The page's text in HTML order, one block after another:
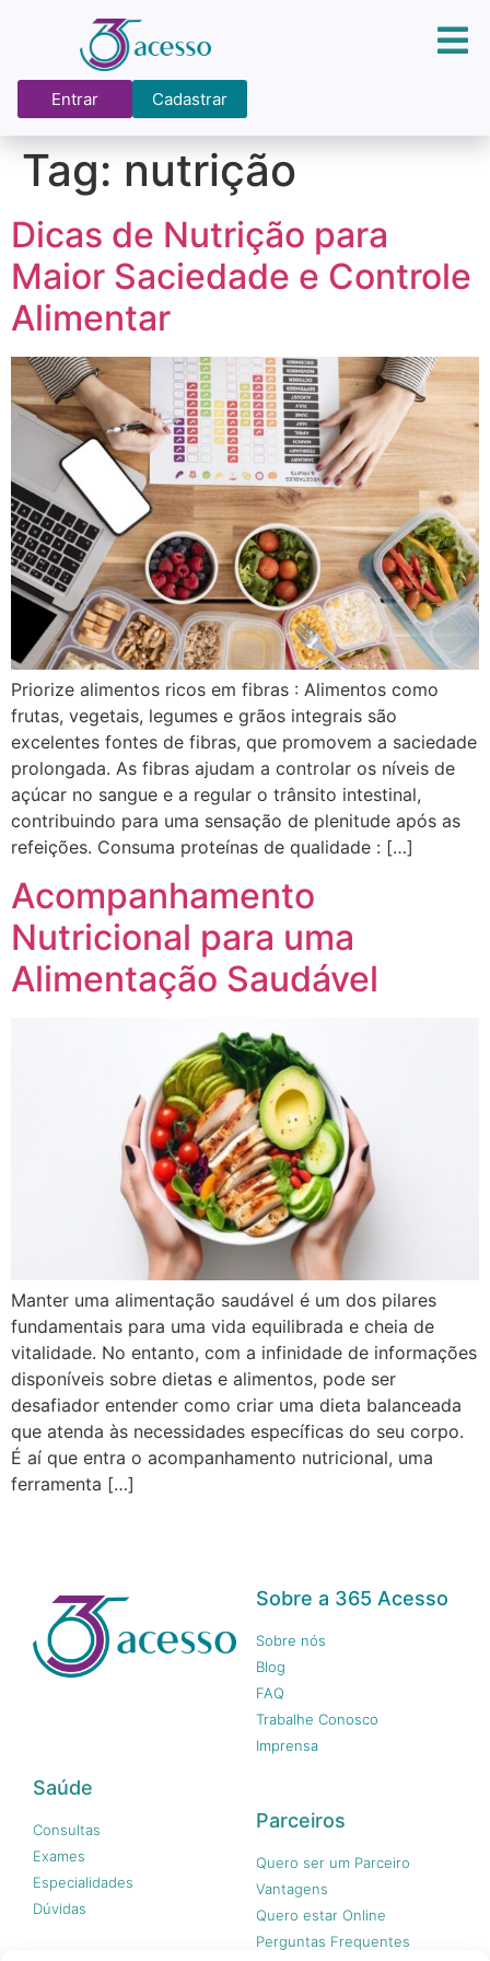
Entrar Cadastrar
Tag: nutrição
Dicas de Nutrição para
Maior Saciedade e Controle
Alimentar
Priorize alimentos ricos em fibras : Alimentos como
frutas, vegetais, legumes e grãos integrais são
excelentes fontes de fibras, que promovem a saciedade
prolongada. As fibras ajudam a controlar os níveis de
açúcar no sangue e a regular o trânsito intestinal,
contribuindo para uma sensação de plenitude após as
refeições. Consuma proteínas de qualidade : […]
Acompanhamento
Nutricional para uma
Alimentação Saudável
Manter uma alimentação saudável é um dos pilares
fundamentais para uma vida equilibrada e cheia de
vitalidade. No entanto, com a infinidade de informações
disponíveis sobre dietas e alimentos, pode ser
desafiador entender como criar uma dieta balanceada
que atenda às necessidades específicas do seu corpo.
É aí que entra o acompanhamento nutricional, uma
ferramenta […]
Sobre a 365 Acesso
Sobre nós
Blog
FAQ
Trabalhe Conosco
Imprensa
Saúde
Consultas
Exames
Especialidades
Dúvidas
Parceiros
Quero ser um Parceiro
Vantagens
Quero estar Online
Perguntas Frequentes